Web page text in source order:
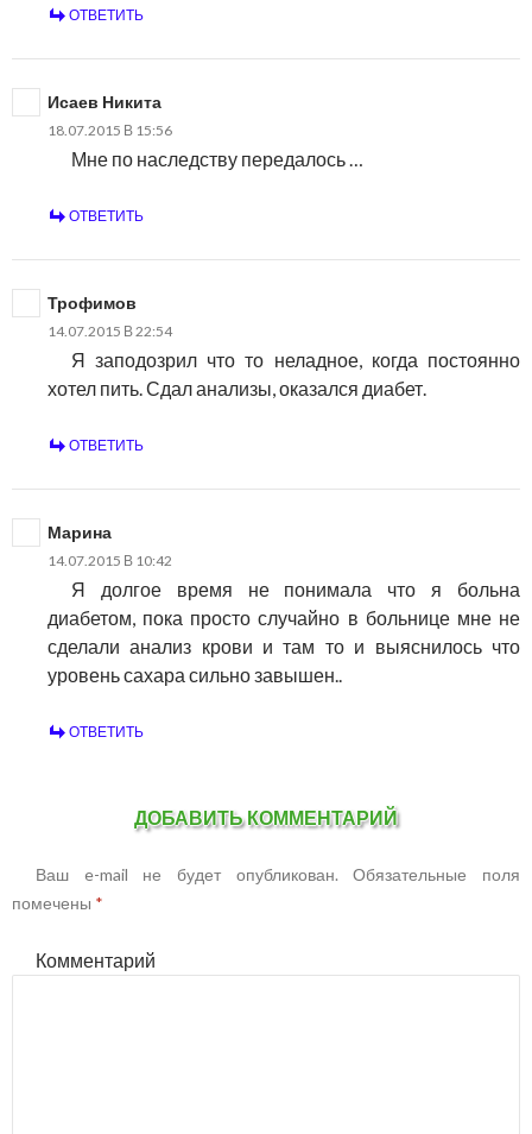
ОТВЕТИТЬ
Исаев Никита
18.07.2015 В 15:56
Мне по наследству передалось …
ОТВЕТИТЬ
Трофимов
14.07.2015 В 22:54
Я заподозрил что то неладное, когда постоянно
хотел пить. Сдал анализы, оказался диабет.
ОТВЕТИТЬ
Марина
14.07.2015 В 10:42
Я долгое время не понимала что я больна
диабетом, пока просто случайно в больнице мне не
сделали анализ крови и там то и выяснилось что
уровень сахара сильно завышен..
ОТВЕТИТЬ
ДОБАВИТЬ КОММЕНТАРИЙ
Ваш e-mail не будет опубликован. Обязательные поля
помечены *
Комментарий